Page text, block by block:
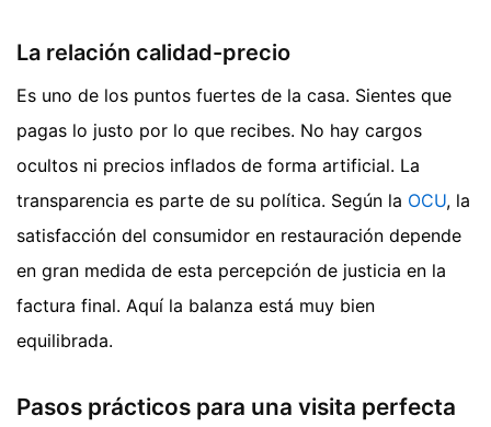
La relación calidad-precio
Es uno de los puntos fuertes de la casa. Sientes que
pagas lo justo por lo que recibes. No hay cargos
ocultos ni precios inflados de forma artificial. La
transparencia es parte de su política. Según la OCU, la
satisfacción del consumidor en restauración depende
en gran medida de esta percepción de justicia en la
factura final. Aquí la balanza está muy bien
equilibrada.
Pasos prácticos para una visita perfecta